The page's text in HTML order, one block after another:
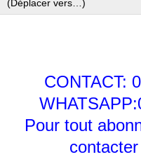
CONTACT:
Pour tout